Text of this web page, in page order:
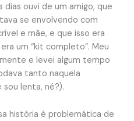
dias ouvi de um amigo, que
se envolvendo com
e mãe, e que isso era
um “kit completo”. Meu
e levei algum tempo
tanto naquela
lenta, né?).
história é problemática de